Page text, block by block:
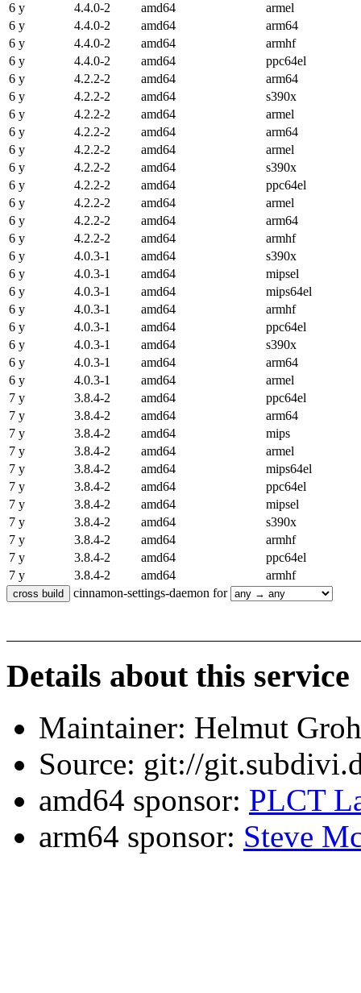
6 y
4.4.0-2 amd64
armel
6 y
4.4.0-2 amd64
arm64
6 y
4.4.0-2 amd64
armhf
6 y
4.4.0-2 amd64
ppc64el
6 y
4.2.2-2 amd64
arm64
6 y
4.2.2-2 amd64
s390x
6 y
4.2.2-2 amd64
armel
6 y
4.2.2-2 amd64
arm64
6 y
4.2.2-2 amd64
armel
6 y
4.2.2-2 amd64
s390x
6 y
4.2.2-2 amd64
ppc64el
6 y
4.2.2-2 amd64
armel
6 y
4.2.2-2 amd64
arm64
6 y
4.2.2-2 amd64
armhf
6 y
4.0.3-1 amd64
s390x
6 y
4.0.3-1 amd64
mipsel
6 y
4.0.3-1 amd64
mips64el
6 y
4.0.3-1 amd64
armhf
6 y
4.0.3-1 amd64
ppc64el
6 y
4.0.3-1 amd64
s390x
6 y
4.0.3-1 amd64
arm64
6 y
4.0.3-1 amd64
armel
7 y
3.8.4-2 amd64
ppc64el
7 y
3.8.4-2 amd64
arm64
7 y
3.8.4-2 amd64
mips
7 y
3.8.4-2 amd64
armel
7 y
3.8.4-2 amd64
mips64el
7 y
3.8.4-2 amd64
ppc64el
7 y
3.8.4-2 amd64
mipsel
7 y
3.8.4-2 amd64
s390x
7 y
3.8.4-2 amd64
armhf
7 y
3.8.4-2 amd64
ppc64el
7 y
3.8.4-2 amd64
armhf
cinnamon-settings-daemon for
Details about this service
Maintainer: Helmut
Source: git://
amd64 sponsor: PLCT
arm64 sponsor: Steve